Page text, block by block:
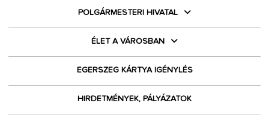
POLGÁRMESTERI HIVATAL
ÉLET A VÁROSBAN
EGERSZEG KÁRTYA IGÉNYLÉS
HIRDETMÉNYEK, PÁLYÁZATOK